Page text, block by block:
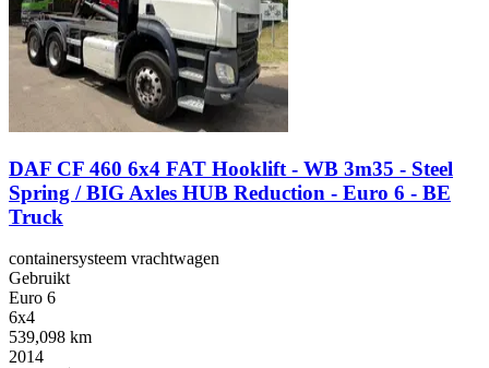
DAF CF 460 6x4 FAT Hooklift - WB 3m35 - Steel
Spring / BIG Axles HUB Reduction - Euro 6 - BE
Truck
containersysteem vrachtwagen
Gebruikt
Euro 6
6x4
539,098 km
2014